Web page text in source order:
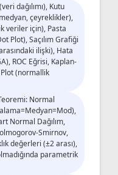
dağılımı), Kutu
çeyreklikler),
veriler için), Pasta
Plot), Saçılım Grafiği
ilişki), Hata
ROC Eğrisi, Kaplan-
(normallik
Normal
Normal Dağılım,
Smirnov,
değerleri (±2 arası),
parametrik